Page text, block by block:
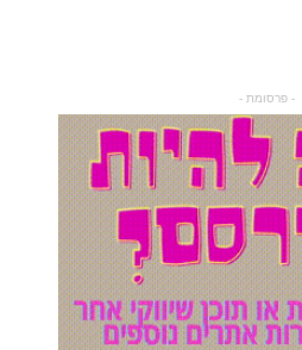
- פרסומת -